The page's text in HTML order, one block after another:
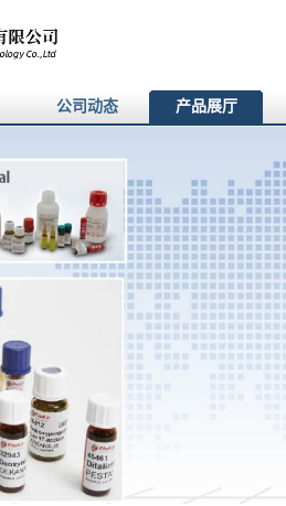
公司动态 产品展厅